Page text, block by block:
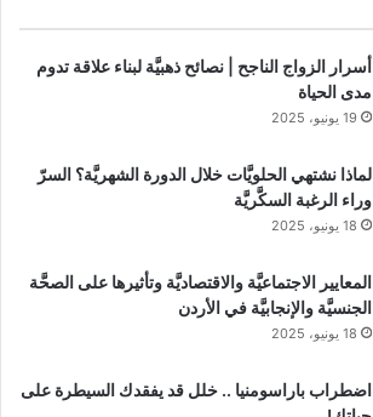
أسرار الزواج الناجح | نصائح ذهبيَّة لبناء علاقة تدوم
مدى الحياة
19 يونيو، 2025
لماذا نشتهي الحلويَّات خلال الدورة الشهريَّة؟ السرّ
وراء الرغبة السكَّريَّة
18 يونيو، 2025
المعايير الاجتماعيَّة والاقتصاديَّة وتأثيرها على الصحَّة
الجنسيَّة والإنجابيَّة في الأردن
18 يونيو، 2025
اضطراب باراسومنيا .. خلل قد يفقدك السيطرة على